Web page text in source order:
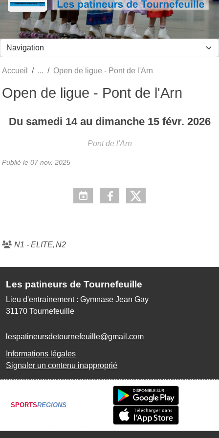
Accueil Open de ligue - Pont de l'Arn
Open de ligue - Pont de l'Arn
Du samedi 14au dimanche 15 févr. 2026
Pont de l'Arn
Publié le 07 nov. 2025
N1 - ELITE N2
Les patineurs de Tournefeuille
Lieu d'entrainement : Gymnase Jean Gay
31170 Tournefeuille
lespatineursdetournefeuille@gmail.com
Informations légales
Signaler un contenu inapproprié
SPORTSREGIONS
Panneau de gestion des cookies